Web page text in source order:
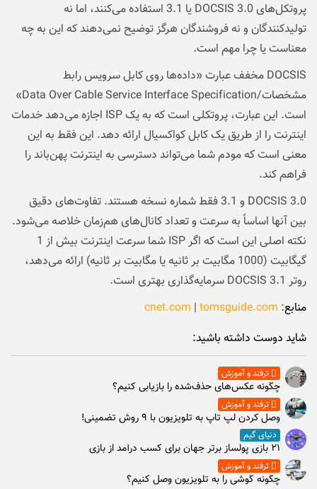
پروتکل‌های DOCSIS 3.0 یا 3.1 استفاده می‌کنند، اما نه
تولیدکنندگان و نه فروشندگان هرگز توضیح نمی‌دهند که این به چه
معناست یا چرا مهم است.
DOCSIS مخفف عبارت «داده‌ها روی کابل سرویس رابط
مشخصات/Data Over Cable Service Interface Specification»
است. این عبارت، پروتکلی است که به یک ISP اجازه می‌دهد خدمات
اینترنت را از طریق یک کابل کواکسیال ارائه دهد. این فقط به این
معنی است که مودم شما می‌تواند دسترسی به اینترنت پهن‌باند را
فراهم کند.
DOCSIS 3.0 و 3.1 فقط شماره نسخه هستند. تفاوت‌های دقیق
بین آنها اساساً به سرعت و تعداد کانال‌های هم‌زمان خلاصه می‌شود.
نکته اصلی این است که اگر ISP شما سرعت اینترنت بیش از 1
گیگابیت (1000 مگابیت بر ثانیه یا مگابیت بر ثانیه) ارائه می‌دهد،
روتر DOCSIS 3.1 سرمایه‌گذاری بهتری است.
منابع:
cnet.com | tomsguide.com
شاید دوست داشته باشید:
ترفند و آموزش
چگونه عکس‌های حذف‌شده را بازیابی کنیم؟
ترفند و آموزش
وصل كردن لپ تاپ به تلويزيون با ۹ روش تضمینی!
دنیای گیم
۲۱ بازی پولساز برتر جهان برای کسب درآمد از بازی
ترفند و آموزش
چگونه گوشی را به تلویزیون وصل کنیم؟